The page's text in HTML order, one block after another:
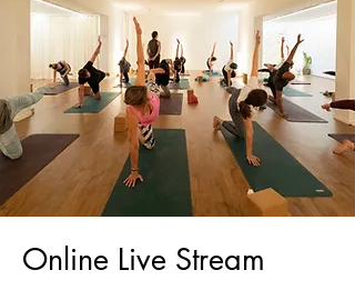
Online Live Stream